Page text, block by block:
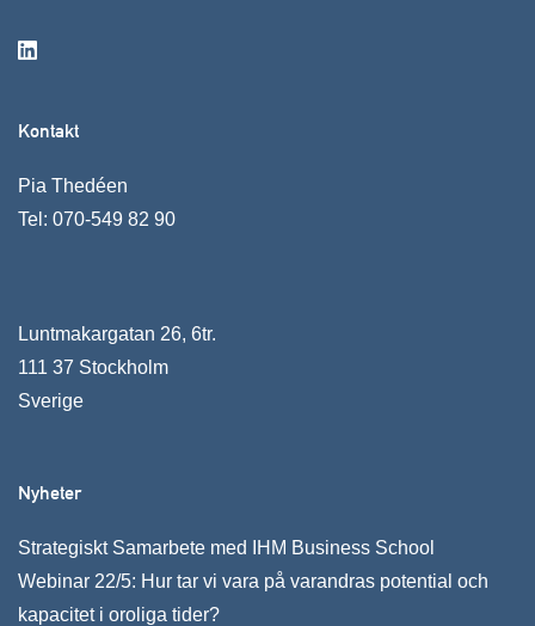
Kontakt
Pia Thedéen
Tel: 070-549 82 90
Luntmakargatan 26, 6tr.
111 37 Stockholm
Sverige
Nyheter
Strategiskt Samarbete med IHM Business School
Webinar 22/5: Hur tar vi vara på varandras potential och
kapacitet i oroliga tider?